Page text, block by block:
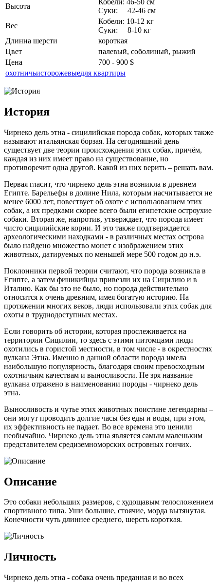
Высота
Суки: 42-46 см
Вес
Кобели: 10-12 кг
Суки: 8-10 кг
Длинна шерсти
короткая
Цвет
палевый, соболиный, рыжий
Цена
700 - 900 $
охотничьисторожевыедля квартиры
История
Чирнеко дель этна - сицилийская порода собак, которых также
называют итальянская борзая. На сегодняшний день
существует две теории происхождения этих собак, причём,
каждая из них имеет право на существование, но
противоречит одна другой. Какой из них верить – решать вам.
Первая гласит, что чирнеко дель этна возникла в древнем
Египте. Барельефы в долине Нила, которым насчитывается не
менее 6000 лет, повествует об охоте с использованием этих
собак, а их предками скорее всего были египетские остроухие
собаки. Вторая же, напротив, утверждает, что порода имеет
чисто сицилийские корни. И это также подтверждается
археологическими находками - в различных местах острова
было найдено множество монет с изображением этих
животных, датируемых по меньшей мере 500 годом до н.э.
Поклонники первой теории считают, что порода возникла в
Египте, а затем финикийцы привезли их на Сицилию и в
Италию. Как бы это не было, но порода действительно
относится к очень древним, имея богатую историю. На
протяжении многих веков, люди использовали этих собак для
охоты в труднодоступных местах.
Если говорить об истории, которая прослеживается на
территории Cицилии, то здесь с этими питомцами люди
охотились в гористой местности, в том числе - в окрестностях
вулкана Этна. Именно в данной области порода имела
наибольшую популярность, благодаря своим превосходным
охотничьим качествам и выносливости. Не зря название
вулкана отражено в наименовании породы - чирнеко дель
этна.
Выносливость и чутье этих животных поистине легендарны –
они могут проводить долгие часы без еды и воды, при этом,
их эффективность не падает. Во все времена это ценили
необычайно. Чирнеко дель этна является самым маленьким
представителем средиземноморских островных гончих.
Описание
Это собаки небольших размеров, с худощавым телосложением
спортивного типа. Уши большие, стоячие, морда вытянутая.
Конечности чуть длиннее среднего, шерсть короткая.
Личность
Чирнеко дель этна - собака очень преданная и во всех